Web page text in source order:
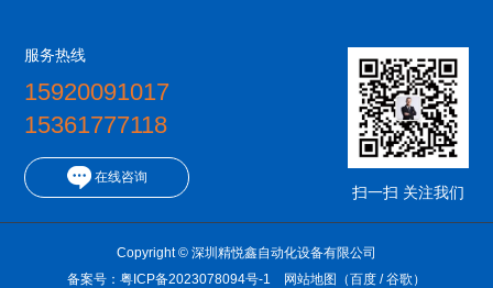
扫一扫 关注我们
服务热线
15920091017
15361777118
在线咨询
Copyright © 深圳精悦鑫自动化设备有限公司
备案号： 粤ICP备2023078094号-1 网站地图 （百度 /谷歌 ）